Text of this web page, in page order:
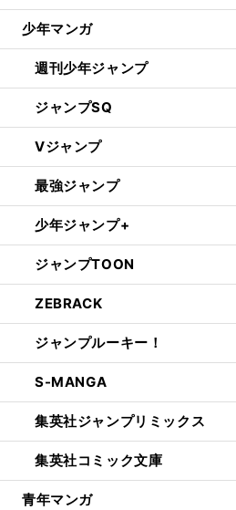
少年マンガ
週刊少年ジャンプ
ジャンプSQ
Vジャンプ
最強ジャンプ
少年ジャンプ+
ジャンプTOON
ZEBRACK
ジャンプルーキー！
S-MANGA
集英社ジャンプリミックス
集英社コミック文庫
青年マンガ